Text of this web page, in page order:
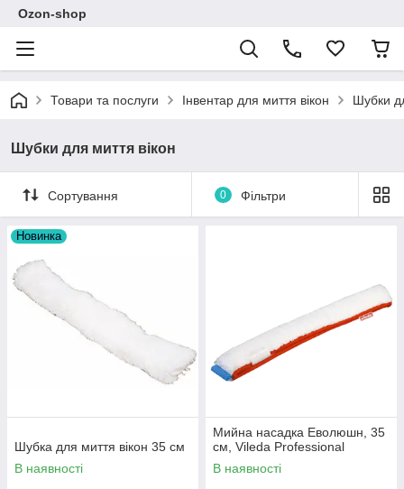
Ozon-shop
Товари та послуги Інвентар для миття вікон Шубки
Шубки для миття вікон
Сортування 0 Фільтри
Новинка
Шубка для миття вікон 35 см
В наявності
Мийна насадка Еволюшн, 35
см, Vileda Professional
В наявності